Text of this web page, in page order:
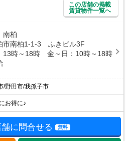
この店舗の掲載
賃貸物件一覧へ
柏
市南柏1-1-3 ふきビル3F
13時～18時 金～日：10時～18時
/野田市/我孫子市
お得に♪
に問合せる 無料